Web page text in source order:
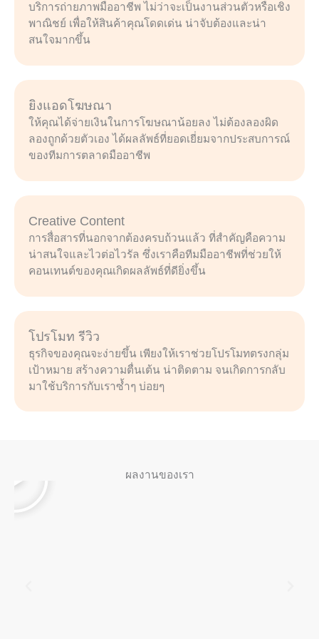
บริการถ่ายภาพมืออาชีพ ไม่ว่าจะเป็นงานส่วนตัวหรือเชิง
พาณิชย์ เพื่อให้สินค้าคุณโดดเด่น น่าจับต้องและน่า
สนใจมากขึ้น
ยิงแอดโฆษณา
ให้คุณได้จ่ายเงินในการโฆษณาน้อยลง ไม่ต้องลองผิด
ลองถูกด้วยตัวเอง ได้ผลลัพธ์ที่ยอดเยี่ยมจากประสบการณ์
ของทีมการตลาดมืออาชีพ
Creative Content
การสื่อสารที่นอกจากต้องครบถ้วนแล้ว ที่สำคัญคือความ
น่าสนใจและไวต่อไวรัล ซึ่งเราคือทีมมืออาชีพที่ช่วยให้
คอนเทนต์ของคุณเกิดผลลัพธ์ที่ดียิ่งขึ้น
โปรโมท รีวิว
ธุรกิจของคุณจะง่ายขึ้น เพียงให้เราช่วยโปรโมทตรงกลุ่ม
เป้าหมาย สร้างความตื่นเต้น น่าติดตาม จนเกิดการกลับ
มาใช้บริการกับเราซ้ำๆ บ่อยๆ
ผลงานของเรา